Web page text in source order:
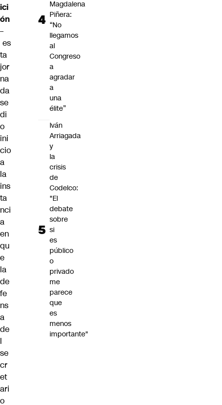
ici
ón
–
es
ta
jor
na
da
se
di
o
ini
cio
a
la
ins
ta
nci
a
en
qu
e
la
de
fe
ns
a
de
l
se
cr
et
ari
o
Magdalena
Piñera:
“No
llegamos
al
Congreso
a
agradar
a
una
élite”
Iván
Arriagada
y
la
crisis
de
Codelco:
"El
debate
sobre
si
es
público
o
privado
me
parece
que
es
menos
importante"